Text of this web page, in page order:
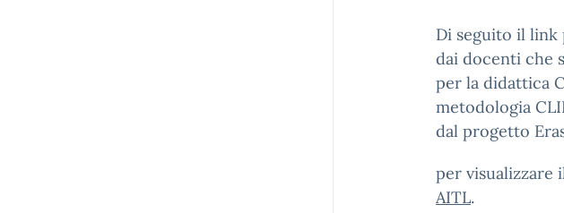
Di seguito il
dai docenti che
per la didattica
metodologia
dal progetto
per visualizzare
AITL.